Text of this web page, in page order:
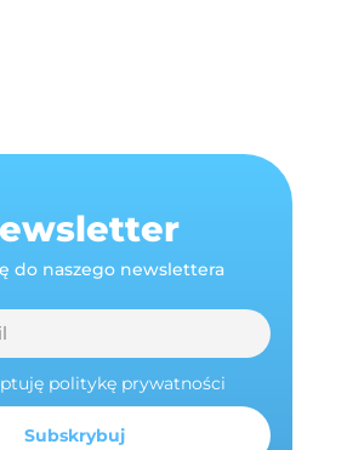
do naszego newslettera
politykę prywatności